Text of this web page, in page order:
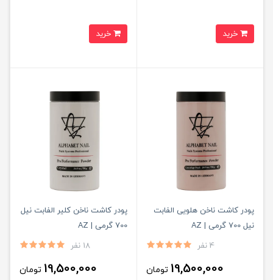
پودر کاشت ناخن هلویی الفابت
نیل 700 گرمی | AZ
4 نفر
19,500,000 تومان
پودر کاشت ناخن کلیر الفابت نیل
700 گرمی | AZ
18 نفر
19,500,000 تومان